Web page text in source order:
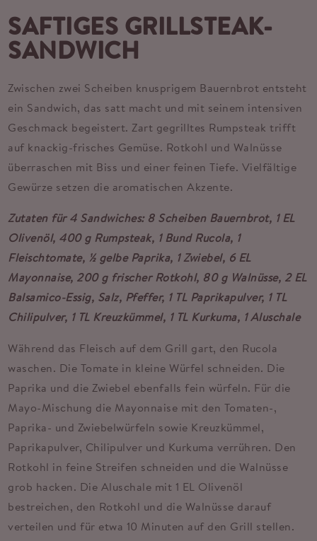
SAFTIGES GRILLSTEAK-
SANDWICH
Zwischen zwei Scheiben knusprigem Bauernbrot entsteht
ein Sandwich, das satt macht und mit seinem intensiven
Geschmack begeistert. Zart gegrilltes Rumpsteak trifft
auf knackig-frisches Gemüse. Rotkohl und Walnüsse
überraschen mit Biss und einer feinen Tiefe. Vielfältige
Gewürze setzen die aromatischen Akzente.
Zutaten für 4 Sandwiches:8 Scheiben Bauernbrot, 1 EL
Olivenöl, 400 g Rumpsteak, 1 Bund Rucola, 1
Fleischtomate, ½ gelbe Paprika, 1 Zwiebel, 6 EL
Mayonnaise, 200 g frischer Rotkohl, 80 g Walnüsse, 2 EL
Balsamico-Essig, Salz, Pfeffer, 1 TL Paprikapulver, 1 TL
Chilipulver, 1 TL Kreuzkümmel, 1 TL Kurkuma, 1 Aluschale
Während das Fleisch auf dem Grill gart, den Rucola
waschen. Die Tomate in kleine Würfel schneiden. Die
Paprika und die Zwiebel ebenfalls fein würfeln. Für die
Mayo-Mischung die Mayonnaise mit den Tomaten-,
Paprika- und Zwiebelwürfeln sowie Kreuzkümmel,
Paprikapulver, Chilipulver und Kurkuma verrühren. Den
Rotkohl in feine Streifen schneiden und die Walnüsse
grob hacken. Die Aluschale mit 1 EL Olivenöl
bestreichen, den Rotkohl und die Walnüsse darauf
verteilen und für etwa 10 Minuten auf den Grill stellen.